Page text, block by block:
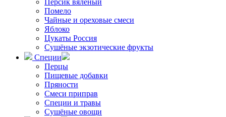
Персик вяленый
Помело
Чайные и ореховые смеси
Яблоко
Цукаты Россия
Сушёные экзотические фрукты
Специи
Перцы
Пищевые добавки
Пряности
Смеси приправ
Специи и травы
Сушёные овощи